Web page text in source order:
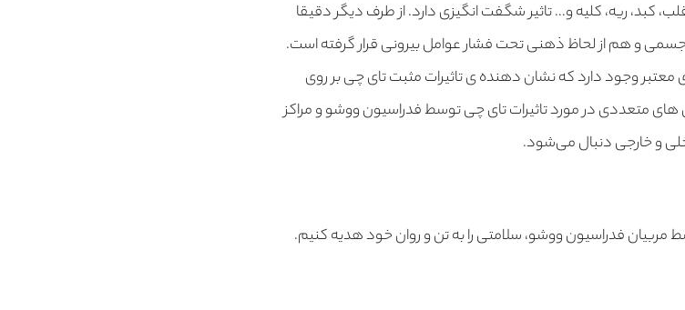
کبد، ریه، کلیه و… تاثیر شگفت انگیزی دارد. از طرف دیگر دقیقا
و هم از لحاظ ذهنی تحت فشار عوامل بیرونی قرار گرفته است.
وجود دارد که نشان دهنده ی تاثیرات مثبت تای چی بر روی
متعددی در مورد تاثیرات تای چی توسط فدراسیون ووشو و مراکز
و خارجی دنبال می‌شود.
فدراسیون ووشو، سلامتی را به تن و روان خود هدیه کنیم.